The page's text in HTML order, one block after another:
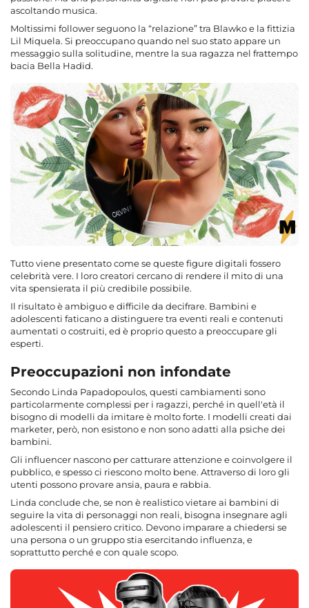
ascoltando musica.
Moltissimi follower seguono la “relazione” tra Blawko e la fittizia
Lil Miquela. Si preoccupano quando nel suo stato appare un
messaggio sulla solitudine, mentre la sua ragazza nel frattempo
bacia Bella Hadid.
Tutto viene presentato come se queste figure digitali fossero
celebrità vere. I loro creatori cercano di rendere il mito di una
vita spensierata il più credibile possibile.
Il risultato è ambiguo e difficile da decifrare. Bambini e
adolescenti faticano a distinguere tra eventi reali e contenuti
aumentati o costruiti, ed è proprio questo a preoccupare gli
esperti.
Preoccupazioni non infondate
Secondo Linda Papadopoulos, questi cambiamenti sono
particolarmente complessi per i ragazzi, perché in quell'età il
bisogno di modelli da imitare è molto forte. I modelli creati dai
marketer, però, non esistono e non sono adatti alla psiche dei
bambini.
Gli influencer nascono per catturare attenzione e coinvolgere il
pubblico, e spesso ci riescono molto bene. Attraverso di loro gli
utenti possono provare ansia, paura e rabbia.
Linda conclude che, se non è realistico vietare ai bambini di
seguire la vita di personaggi non reali, bisogna insegnare agli
adolescenti il pensiero critico. Devono imparare a chiedersi se
una persona o un gruppo stia esercitando influenza, e
soprattutto perché e con quale scopo.